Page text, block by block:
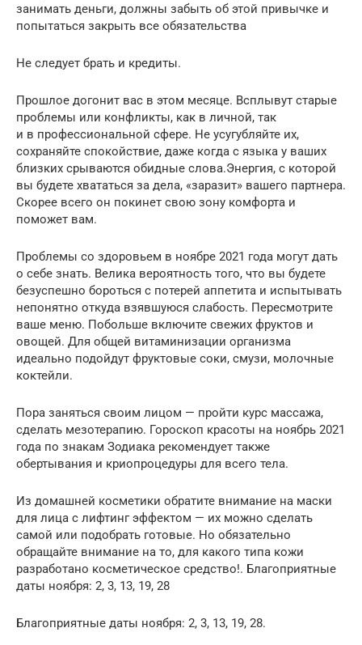
занимать деньги, должны забыть об этой привычке и
попытаться закрыть все обязательства
Не следует брать и кредиты.
Прошлое догонит вас в этом месяце. Всплывут старые
проблемы или конфликты, как в личной, так
и в профессиональной сфере. Не усугубляйте их,
сохраняйте спокойствие, даже когда с языка у ваших
близких срываются обидные слова.Энергия, с которой
вы будете хвататься за дела, «заразит» вашего партнера.
Скорее всего он покинет свою зону комфорта и
поможет вам.
Проблемы со здоровьем в ноябре 2021 года могут дать
о себе знать. Велика вероятность того, что вы будете
безуспешно бороться с потерей аппетита и испытывать
непонятно откуда взявшуюся слабость. Пересмотрите
ваше меню. Побольше включите свежих фруктов и
овощей. Для общей витаминизации организма
идеально подойдут фруктовые соки, смузи, молочные
коктейли.
Пора заняться своим лицом — пройти курс массажа,
сделать мезотерапию. Гороскоп красоты на ноябрь 2021
года по знакам Зодиака рекомендует также
обертывания и криопроцедуры для всего тела.
Из домашней косметики обратите внимание на маски
для лица с лифтинг эффектом — их можно сделать
самой или подобрать готовые. Но обязательно
обращайте внимание на то, для какого типа кожи
разработано косметическое средство!. Благоприятные
даты ноября: 2, 3, 13, 19, 28
Благоприятные даты ноября: 2, 3, 13, 19, 28.